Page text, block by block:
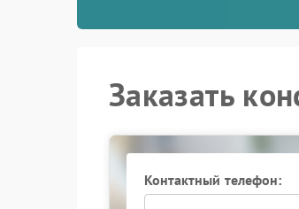
Заказать
Контактный телефон: